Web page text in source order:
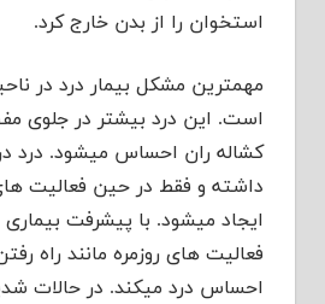
استخوان را از بدن خارج کرد.
مهمترین مشکل بیمار درد در
است. این درد بیشتر در جلوی
کشاله ران احساس میشود. درد
داشته و فقط در حین فعالیت
ایجاد میشود. با پیشرفت
فعالیت های روزمره مانند راه
احساس درد میکند. در حالات